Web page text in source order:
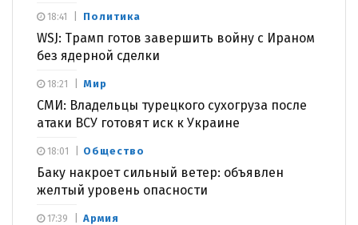
Политика
WSJ: Трамп готов завершить войну с Ираном
без ядерной сделки
18:41
Мир
СМИ: Владельцы турецкого сухогруза после
атаки ВСУ готовят иск к Украине
18:21
Общество
Баку накроет сильный ветер: объявлен
желтый уровень опасности
18:01
Армия
17:39